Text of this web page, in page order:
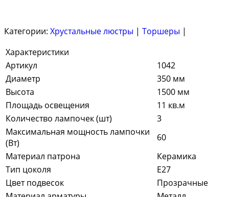
Категории: Хрустальные люстры | Торшеры |
Характеристики
Артикул
1042
Диаметр
350 мм
Высота
1500 мм
Площадь освещения
11 кв.м
Количество лампочек (шт)
3
Максимальная мощность лампочки
(Вт)
60
Материал патрона
Керамика
Тип цоколя
E27
Цвет подвесок
Прозрачные